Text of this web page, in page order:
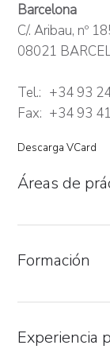
Barcelona
C/. Aribau, nº
08021
Tel.: +34 93
Fax: +34 93
Descarga VCard
Áreas de
Formación
Experiencia